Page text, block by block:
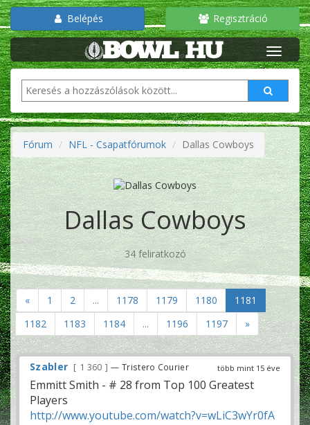
Belépés Regisztráció
Fórum NFL - Csapatfórumok Dallas Cowboys
Dallas Cowboys
34 feliratkozó
« 1 2 ... 1178 1179 1180
1181
1182
1183 1184 ... 1196 1197 »
több mint 15 éve
Szabler 1 360 — Tristero Courier
Emmitt Smith - # 28 from Top 100 Greatest
Players
http://www.youtube.com/watch?v=wLiC3wYr0fA